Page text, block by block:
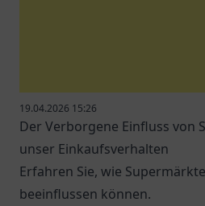
19.04.2026 15:26
Der Verborgene Einfluss von
unser Einkaufsverhalten
Erfahren Sie, wie
beeinflussen können.